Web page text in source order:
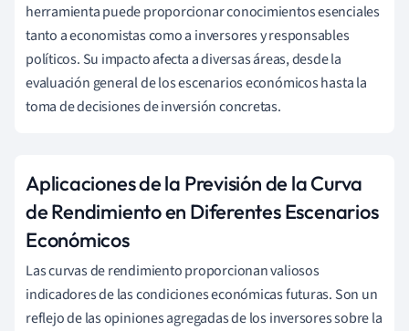
herramienta puede proporcionar conocimientos esenciales
tanto a economistas como a inversores y responsables
políticos. Su impacto afecta a diversas áreas, desde la
evaluación general de los escenarios económicos hasta la
toma de decisiones de inversión concretas.
Aplicaciones de la Previsión de la Curva
de Rendimiento en Diferentes Escenarios
Económicos
Las curvas de rendimiento proporcionan valiosos
indicadores de las condiciones económicas futuras. Son un
reflejo de las opiniones agregadas de los inversores sobre la